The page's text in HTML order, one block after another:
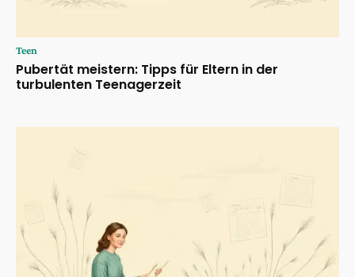
Teen
Pubertät meistern: Tipps für Eltern in der
turbulenten Teenagerzeit